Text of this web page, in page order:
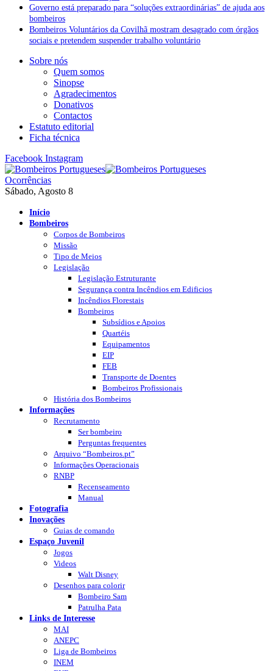
Governo está preparado para “soluções extraordinárias” de ajuda aos
bombeiros
Bombeiros Voluntários da Covilhã mostram desagrado com órgãos
sociais e pretendem suspender trabalho voluntário
Sobre nós
Quem somos
Sinopse
Agradecimentos
Donativos
Contactos
Estatuto editorial
Ficha técnica
Facebook Instagram
Ocorrências
Sábado, Agosto 8
Início
Bombeiros
Corpos de Bombeiros
Missão
Tipo de Meios
Legislação
Legislação Estruturante
Segurança contra Incêndios em Edificios
Incêndios Florestais
Bombeiros
Subsídios e Apoios
Quartéis
Equipamentos
EIP
FEB
Transporte de Doentes
Bombeiros Profissionais
História dos Bombeiros
Informações
Recrutamento
Ser bombeiro
Perguntas frequentes
Arquivo “Bombeiros.pt”
Informações Operacionais
RNBP
Recenseamento
Manual
Fotografia
Inovações
Guias de comando
Espaço Juvenil
Jogos
Videos
Walt Disney
Desenhos para colorir
Bombeiro Sam
Patrulha Pata
Links de Interesse
MAI
ANEPC
Liga de Bombeiros
INEM